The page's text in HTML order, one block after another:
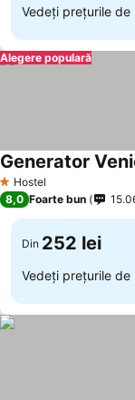
Vedeți prețurile de
Alegere populară
1 Stele
Hostel
Generator
8,0 Foarte bun
Din 252 lei
Vedeți prețurile de